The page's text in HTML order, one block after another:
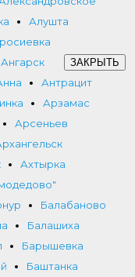
Алушта
Ангарск
Антрацит
Арзамас
Арсеньев
Ахтырка
Балабаново
Балашиха
Барышевка
Баштанка
ЗАКРЫТЬ